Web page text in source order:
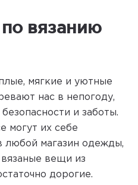
вязанию
мягкие и уютные
нас в непогоду,
и заботы.
могут их себе
любой магазин одежды,
вязаные вещи из
дорогие.